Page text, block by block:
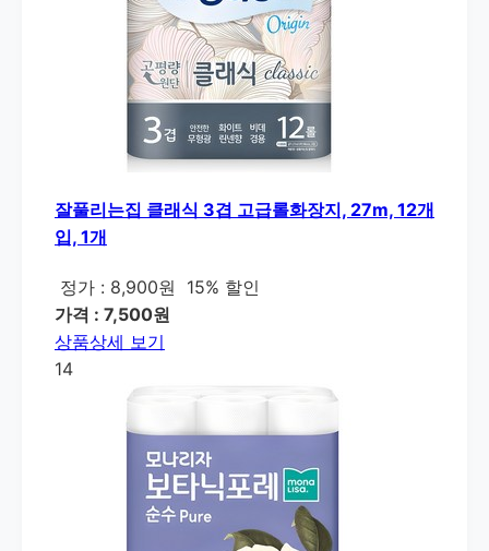
잘풀리는집 클래식 3겹 고급롤화장지, 27m, 12개
입, 1개
정가 : 8,900원
15% 할인
가격 : 7,500원
상품상세 보기
14